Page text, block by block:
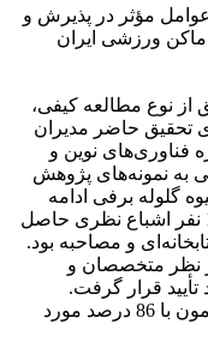
مؤثر در پذیرش و
ورزشی ایران
نوع مطالعه کیفی،
تحقیق حاضر مدیران
فناوری‌های نوین و
به نمونه‌های پژوهش
گلوله برفی ادامه
یافت. در نهایت پس از انجام مصاحبه با 14 نفر اشباع نظری حاصل
و مصاحبه بود.
نظر متخصصان و
قرار گرفت.
همچنین پایایی آزمون به کمک روش باز آزمون با 86 درصد مورد